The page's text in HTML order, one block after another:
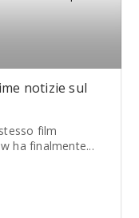
notizie sul
film
ha finalmente...